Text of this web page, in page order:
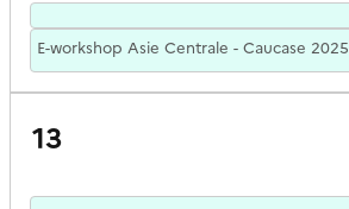
E-workshop Asie Centrale - Caucase 2025
13